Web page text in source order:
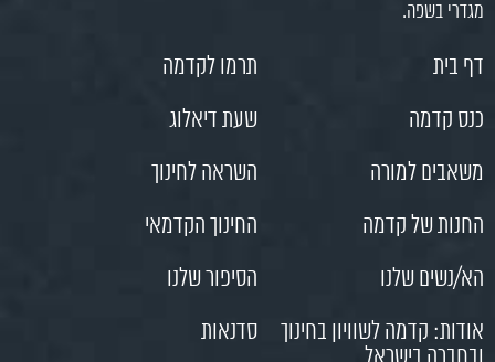
מגדרי בשפה.
דף בית
תרמו לקדמה
כנס קדמה
שעת דיאלוג
משאבים למורה
השראה לחינוך
החנות של קדמה
החינוך הקדמאי
הא/נשים שלנו
הסיפור שלנו
אודות: קדמה לשוויון בחינוך
סדנאות